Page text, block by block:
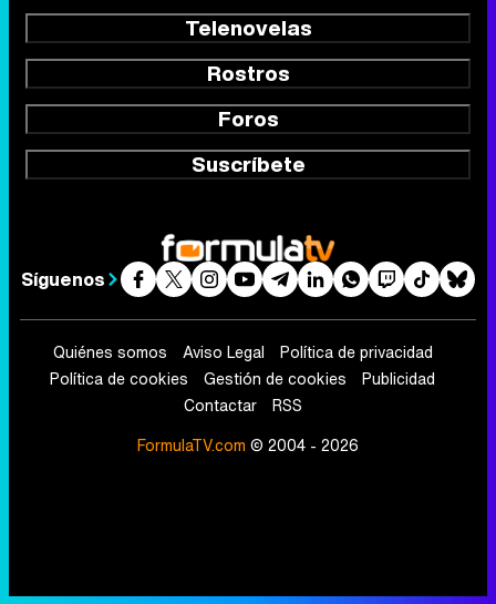
Telenovelas
Rostros
Foros
Suscríbete
Síguenos
Quiénes somos Aviso Legal
Política de privacidad
Política de cookies
Gestión de cookies
Publicidad
Contactar
RSS
FormulaTV.com © 2004 - 2026